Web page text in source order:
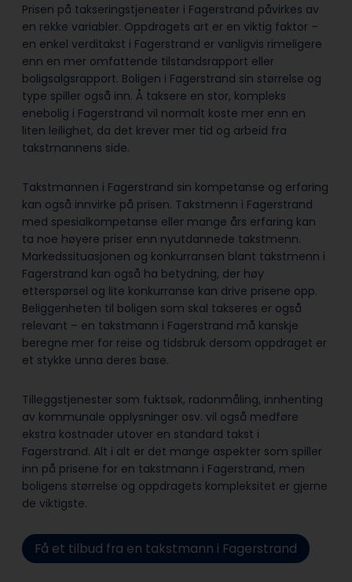
Prisen på takseringstjenester i Fagerstrand påvirkes av
en rekke variabler. Oppdragets art er en viktig faktor –
en enkel verditakst i Fagerstrand er vanligvis rimeligere
enn en mer omfattende tilstandsrapport eller
boligsalgsrapport. Boligen i Fagerstrand sin størrelse og
type spiller også inn. Å taksere en stor, kompleks
enebolig i Fagerstrand vil normalt koste mer enn en
liten leilighet, da det krever mer tid og arbeid fra
takstmannens side.
Takstmannen i Fagerstrand sin kompetanse og erfaring
kan også innvirke på prisen. Takstmenn i Fagerstrand
med spesialkompetanse eller mange års erfaring kan
ta noe høyere priser enn nyutdannede takstmenn.
Markedssituasjonen og konkurransen blant takstmenn i
Fagerstrand kan også ha betydning, der høy
etterspørsel og lite konkurranse kan drive prisene opp.
Beliggenheten til boligen som skal takseres er også
relevant – en takstmann i Fagerstrand må kanskje
beregne mer for reise og tidsbruk dersom oppdraget er
et stykke unna deres base.
Tilleggstjenester som fuktsøk, radonmåling, innhenting
av kommunale opplysninger osv. vil også medføre
ekstra kostnader utover en standard takst i
Fagerstrand. Alt i alt er det mange aspekter som spiller
inn på prisene for en takstmann i Fagerstrand, men
boligens størrelse og oppdragets kompleksitet er gjerne
de viktigste.
Få et tilbud fra en takstmann i Fagerstrand